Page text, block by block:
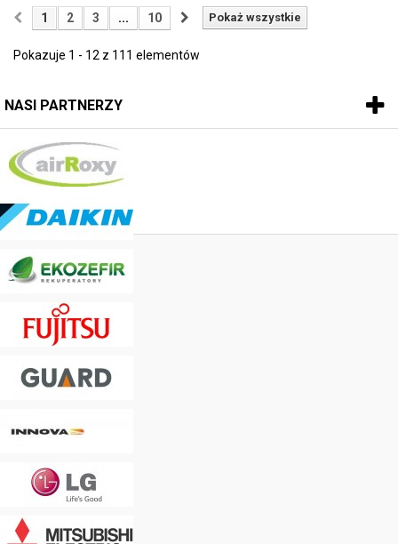
Pokaż wszystkie
1 2 3 ... 10
Pokazuje 1 - 12 z 111 elementów
NASI PARTNERZY